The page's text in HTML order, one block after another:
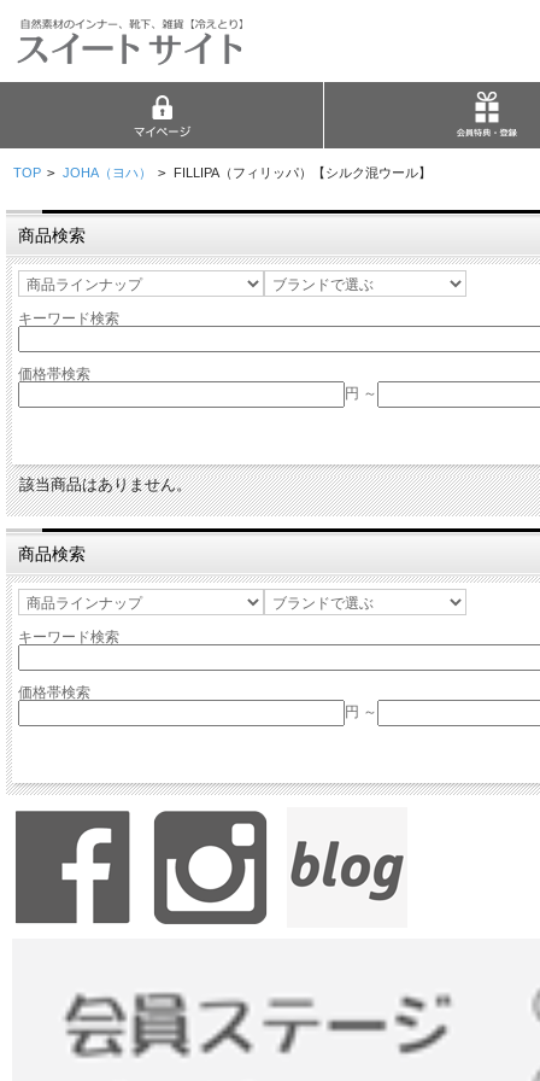
TOP > JOHA（ヨハ） > FILLIPA（フィリッパ）【シルク混ウール】
商品検索
キーワード検索
価格帯検索
円 ～
該当商品はありません。
商品検索
キーワード検索
価格帯検索
円 ～